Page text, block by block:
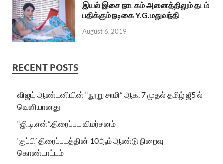
இயல் இசை நாடகம் அனைத்திலும் தடம்
பதிக்கும் நடிகை Y.G.மதுவந்தி
August 6, 2019
RECENT POSTS
விஜய் ஆண்டனியின் “நூறு சாமி” ஆக. 7 முதல் தமிழ் ஜீ5 ல்
வெளியானது
“ஜி.டி.என்”.திரைப்பட விமர்சனம்
‘குப்பி’ திரைப்படத்தின் 10ஆம் ஆண்டு நிறைவு
கொண்டாட்டம்